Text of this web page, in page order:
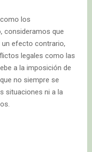
los
consideramos que
efecto contrario,
legales como las
a la imposición de
no siempre se
situaciones ni a la